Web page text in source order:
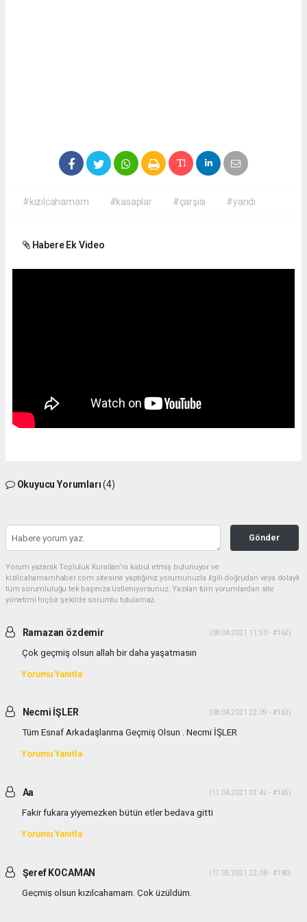
#kızılcahamam #kasaplar #çarşısı #yandı
Habere Ek Video
Okuyucu Yorumları(4)
Gönder
Yorum yazarak Topluluk Kuralları’nı kabul etmiş bulunuyor ve
kizilcahamamhaber.com sitesine yaptığınız yorumunuzla ilgili doğrudan veya dolaylı
tüm sorumluluğu tek başınıza üstleniyorsunuz. Yazılan tüm yorumlardan site
yönetimi hiçbir şekilde sorumlu tutulamaz.
Ramazan özdemir (08.04.2021 11:50 - #162)
Çok geçmiş olsun allah bir daha yaşatmasın
Yorumu Yanıtla
Necmi İŞLER (08.04.2021 22:09 - #163)
Tüm Esnaf Arkadaşlarıma Geçmiş Olsun . Necmi İŞLER
Yorumu Yanıtla
Aa (11.04.2021 01:42 - #165)
Fakir fukara yiyemezken bütün etler bedava gitti
Yorumu Yanıtla
Şeref KOCAMAN (17.05.2021 22:08 - #180)
Geçmiş olsun kızılcahamam. Çok üzüldüm.